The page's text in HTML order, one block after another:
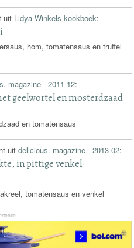
uit Lidya Winkels kookboek:
hom, tomatensaus en truffel
magazine - 2011-12:
geelwortel en mosterdzaad
en tomatensaus
uitdelicious. magazine - 2013-02:
in pittige venkel-
tomatensaus en venkel